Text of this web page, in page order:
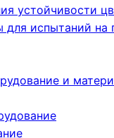
устойчивости
испытаний на
и